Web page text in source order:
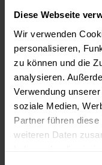
Diese Webseite
Wir verwenden
personalisieren,
zu können und die
analysieren.
Verwendung
soziale Medien,
Partner führen
weiteren Daten